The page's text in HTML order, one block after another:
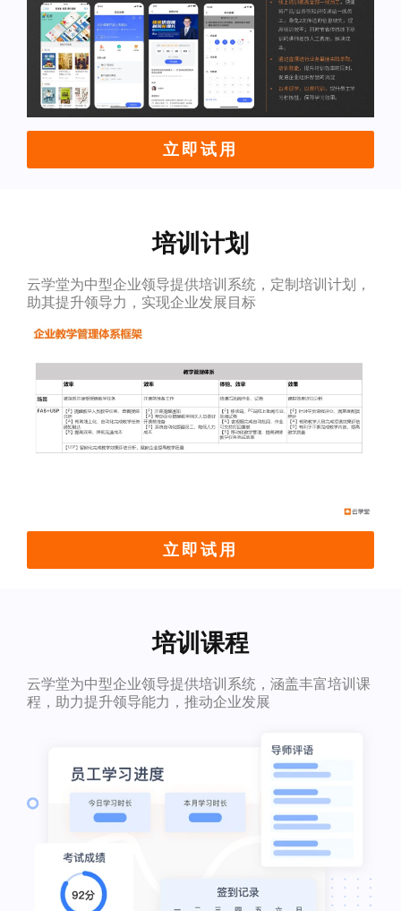
立即试用
培训计划
云学堂为中型企业领导提供培训系统，定制培训计划，
助其提升领导力，实现企业发展目标
立即试用
培训课程
云学堂为中型企业领导提供培训系统，涵盖丰富培训课
程，助力提升领导能力，推动企业发展